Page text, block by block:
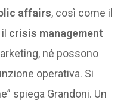
affairs, così come il
crisis management
né possono
operativa. Si
spiega Grandoni. Un